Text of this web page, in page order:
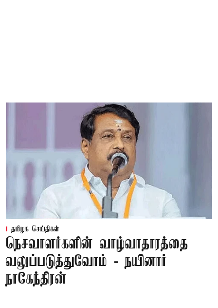
தமிழக செய்திகள்
நெசவாளர்களின் வாழ்வாதாரத்தை
வலுப்படுத்துவோம் - நயினார்
நாகேந்திரன்